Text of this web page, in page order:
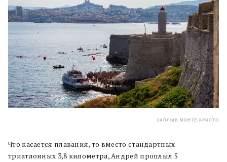
ЗАПЛЫВ МОНТЕ-КРИСТО
Что касается плавания, то вместо стандартных
триатлонных 3,8 километра, Андрей проплыл 5